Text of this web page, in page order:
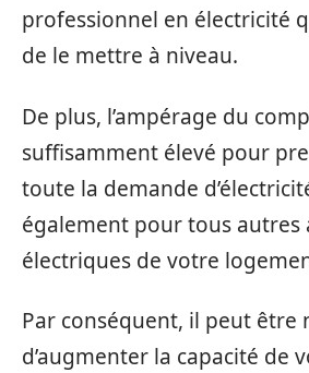
professionnel en électricité
de le mettre à niveau.
De plus, l’ampérage du
suffisamment élevé pour
toute la demande
également pour tous autres
électriques de votre
Par conséquent, il peut être
d’augmenter la capacité de